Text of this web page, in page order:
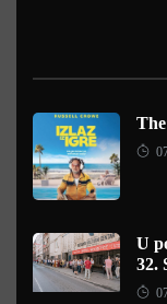
U
32.